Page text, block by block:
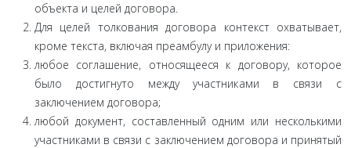
объекта и целей договора.
Для целей толкования договора контекст охватывает,
кроме текста, включая преамбулу и приложения:
любое соглашение, относящееся к договору, которое
было достигнуто между участниками в связи с
заключением договора;
любой документ, составленный одним или нескольки­ми
участниками в связи с заключением договора и принятый